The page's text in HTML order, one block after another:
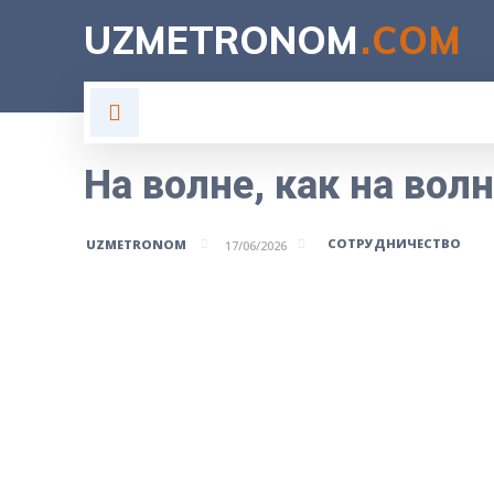
UZMETRONOM.COM
На волне, как на
UZMETRONOM 17/06/2026 СОТРУДНИЧЕСТВО